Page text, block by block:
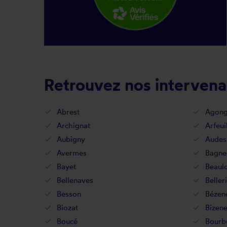
Retrouvez nos
Abrest
Archignat
Aubigny
Audes
Avermes
Bayet
Bellenaves
Besson
Biozat
Boucé